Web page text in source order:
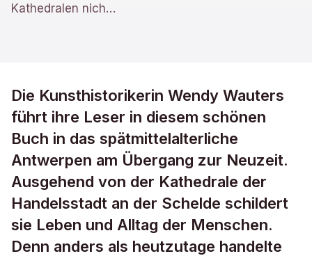
Kathedralen nich…
Die Kunsthistorikerin Wendy Wauters
führt ihre Leser in diesem schönen
Buch in das spätmittelalterliche
Antwerpen am Übergang zur Neuzeit.
Ausgehend von der Kathedrale der
Handelsstadt an der Schelde schildert
sie Leben und Alltag der Menschen.
Denn anders als heutzutage handelte